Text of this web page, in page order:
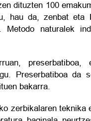
dituzten 100
hau da, zenbat eta
Metodo naturalek
preserbatiboa,
Preserbatiboa da
bakarra.
zerbikalaren teknika